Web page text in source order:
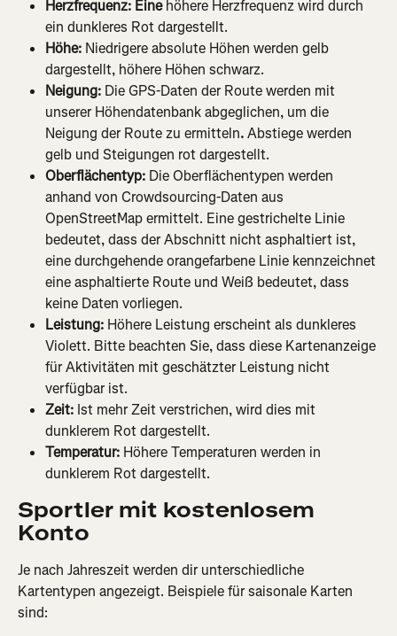
Herzfrequenz: Eine höhere Herzfrequenz wird durch
ein dunkleres Rot dargestellt.
Höhe: Niedrigere absolute Höhen werden gelb
dargestellt, höhere Höhen schwarz.
Neigung: Die GPS-Daten der Route werden mit
unserer Höhendatenbank abgeglichen, um die
Neigung der Route zu ermitteln. Abstiege werden
gelb und Steigungen rot dargestellt.
Oberflächentyp: Die Oberflächentypen werden
anhand von Crowdsourcing-Daten aus
OpenStreetMap ermittelt. Eine gestrichelte Linie
bedeutet, dass der Abschnitt nicht asphaltiert ist,
eine durchgehende orangefarbene Linie kennzeichnet
eine asphaltierte Route und Weiß bedeutet, dass
keine Daten vorliegen.
Leistung: Höhere Leistung erscheint als dunkleres
Violett. Bitte beachten Sie, dass diese Kartenanzeige
für Aktivitäten mit geschätzter Leistung nicht
verfügbar ist.
Zeit: Ist mehr Zeit verstrichen, wird dies mit
dunklerem Rot dargestellt.
Temperatur: Höhere Temperaturen werden in
dunklerem Rot dargestellt.
Sportler mit kostenlosem
Konto
Je nach Jahreszeit werden dir unterschiedliche
Kartentypen angezeigt. Beispiele für saisonale Karten
sind: